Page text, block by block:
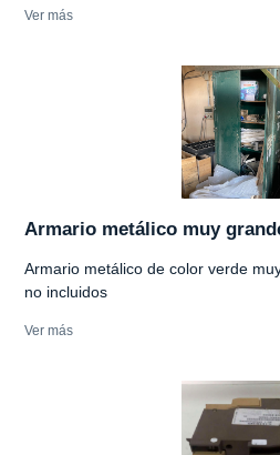
Ver más
Armario metálico muy
Armario metálico de color verde
no incluidos
Ver más